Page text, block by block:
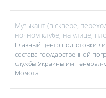
Музыкант (в сквере,
ночном клубе, на улице,
Главный центр подготовки
состава государственной
службы Украины им. генерал-
Момота